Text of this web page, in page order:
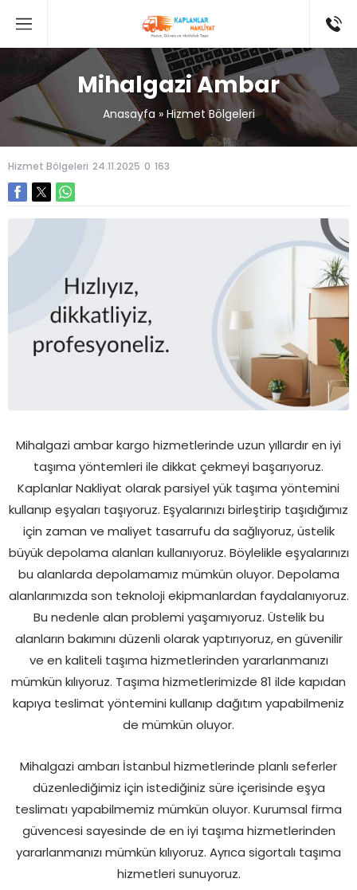
Mihalgazi Ambar
Anasayfa » Hizmet Bölgeleri
Hizmet Bölgeleri 24.11.2025 0 163
Mihalgazi ambar kargo hizmetlerinde uzun yıllardır en iyi
taşıma yöntemleri ile dikkat çekmeyi başarıyoruz.
Kaplanlar Nakliyat olarak parsiyel yük taşıma yöntemini
kullanıp eşyaları taşıyoruz. Eşyalarınızı birleştirip taşıdığımız
için zaman ve maliyet tasarrufu da sağlıyoruz, üstelik
büyük depolama alanları kullanıyoruz. Böylelikle eşyalarınızı
bu alanlarda depolamamız mümkün oluyor. Depolama
alanlarımızda son teknoloji ekipmanlardan faydalanıyoruz.
Bu nedenle alan problemi yaşamıyoruz. Üstelik bu
alanların bakımını düzenli olarak yaptırıyoruz, en güvenilir
ve en kaliteli taşıma hizmetlerinden yararlanmanızı
mümkün kılıyoruz. Taşıma hizmetlerimizde 81 ilde kapıdan
kapıya teslimat yöntemini kullanıp dağıtım yapabilmeniz
de mümkün oluyor.
Mihalgazi ambarı İstanbul hizmetlerinde planlı seferler
düzenlediğimiz için istediğiniz süre içerisinde eşya
teslimatı yapabilmemiz mümkün oluyor. Kurumsal firma
güvencesi sayesinde de en iyi taşıma hizmetlerinden
yararlanmanızı mümkün kılıyoruz. Ayrıca sigortalı taşıma
hizmetleri sunuyoruz.